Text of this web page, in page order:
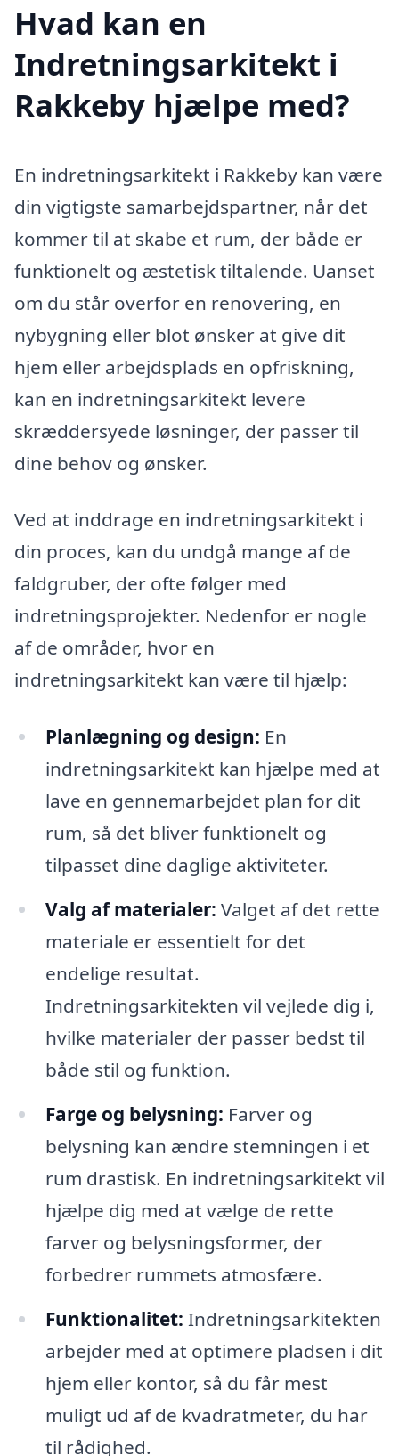
Hvad kan en
Indretningsarkitekt i
Rakkeby hjælpe med?
En indretningsarkitekt i Rakkeby kan være
din vigtigste samarbejdspartner, når det
kommer til at skabe et rum, der både er
funktionelt og æstetisk tiltalende. Uanset
om du står overfor en renovering, en
nybygning eller blot ønsker at give dit
hjem eller arbejdsplads en opfriskning,
kan en indretningsarkitekt levere
skræddersyede løsninger, der passer til
dine behov og ønsker.
Ved at inddrage en indretningsarkitekt i
din proces, kan du undgå mange af de
faldgruber, der ofte følger med
indretningsprojekter. Nedenfor er nogle
af de områder, hvor en
indretningsarkitekt kan være til hjælp:
Planlægning og design: En
indretningsarkitekt kan hjælpe med at
lave en gennemarbejdet plan for dit
rum, så det bliver funktionelt og
tilpasset dine daglige aktiviteter.
Valg af materialer: Valget af det rette
materiale er essentielt for det
endelige resultat.
Indretningsarkitekten vil vejlede dig i,
hvilke materialer der passer bedst til
både stil og funktion.
Farge og belysning: Farver og
belysning kan ændre stemningen i et
rum drastisk. En indretningsarkitekt vil
hjælpe dig med at vælge de rette
farver og belysningsformer, der
forbedrer rummets atmosfære.
Funktionalitet: Indretningsarkitekten
arbejder med at optimere pladsen i dit
hjem eller kontor, så du får mest
muligt ud af de kvadratmeter, du har
til rådighed.